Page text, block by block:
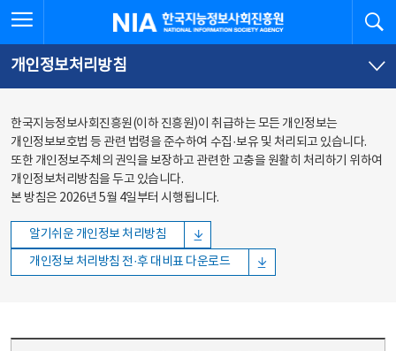
바로가기
바로가기
한국지능정보사회진흥원
개인정보처리방침
한국지능정보사회진흥원(이하 진흥원)이 취급하는 모든 개인정보는
개인정보보호법 등 관련 법령을 준수하여 수집·보유 및 처리되고 있습니다.
또한 개인정보주체의 권익을 보장하고 관련한 고충을 원활히 처리하기 위하여
개인정보처리방침을 두고 있습니다.
본 방침은 2026년 5월 4일부터 시행됩니다.
알기쉬운 개인정보 처리방침
개인정보 처리방침 전·후 대비표 다운로드